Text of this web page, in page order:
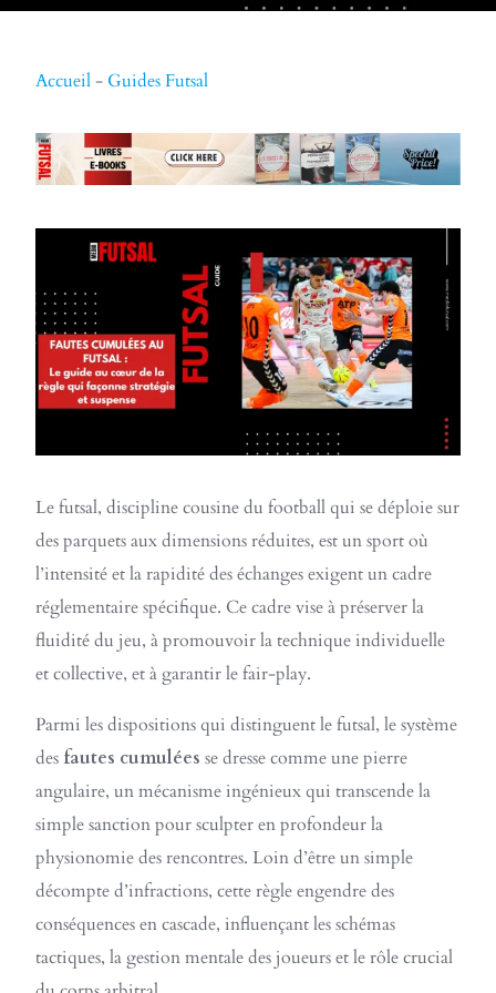
Accueil- Guides Futsal
Le futsal, discipline cousine du football qui se déploie sur
des parquets aux dimensions réduites, est un sport où
l’intensité et la rapidité des échanges exigent un cadre
réglementaire spécifique. Ce cadre vise à préserver la
fluidité du jeu, à promouvoir la technique individuelle
et collective, et à garantir le fair-play.
Parmi les dispositions qui distinguent le futsal, le système
des fautes cumulées se dresse comme une pierre
angulaire, un mécanisme ingénieux qui transcende la
simple sanction pour sculpter en profondeur la
physionomie des rencontres. Loin d’être un simple
décompte d’infractions, cette règle engendre des
conséquences en cascade, influençant les schémas
tactiques, la gestion mentale des joueurs et le rôle crucial